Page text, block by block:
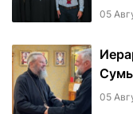
05
05